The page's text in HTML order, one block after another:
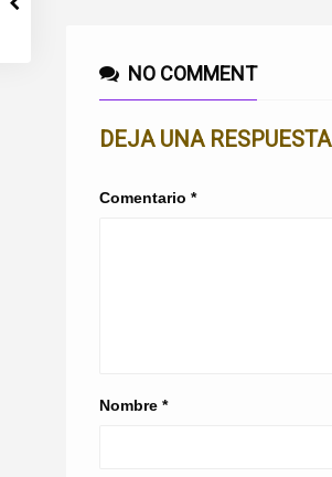
NO COMMENT
DEJA UNA RESPUESTA
Comentario *
Nombre *